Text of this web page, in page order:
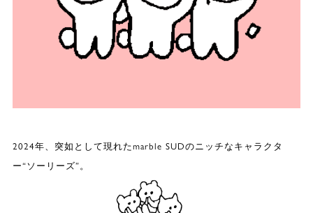
2024年、突如として現れたmarble SUDのニッチなキャラクタ
ー“ソーリーズ”。